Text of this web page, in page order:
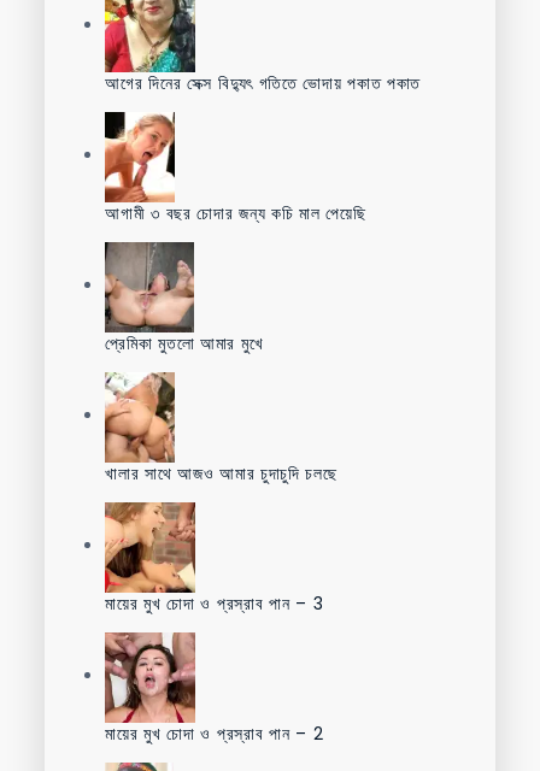
আগের দিনের সেক্স বিদ্যুৎ গতিতে ভোদায় পকাত পকাত
আগামী ৩ বছর চোদার জন্য কচি মাল পেয়েছি
প্রেমিকা মুতলো আমার মুখে
খালার সাথে আজও আমার চুদাচুদি চলছে
মায়ের মুখ চোদা ও প্রস্রাব পান – 3
মায়ের মুখ চোদা ও প্রস্রাব পান – 2